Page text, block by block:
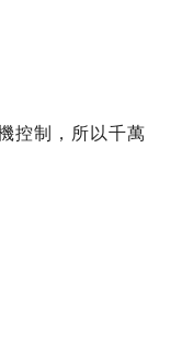
控制，所以千萬